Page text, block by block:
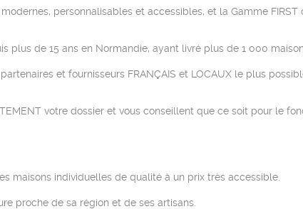
personnalisables et accessibles, et la Gamme
plus de 15 ans en Normandie, ayant livré plus de 1 000
et fournisseurs FRANÇAIS et LOCAUX le plus
votre dossier et vous conseillent que ce soit pour le
maisons individuelles de qualité à un prix très accessible.
proche de sa région et de ses artisans.